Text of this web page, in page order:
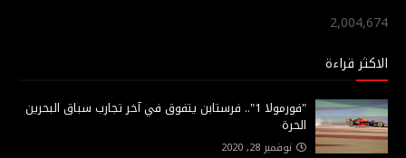
2,004,674
الاكثر قراءة
"فورمولا 1".. فرستابن يتفوق في آخر تجارب سباق البحرين
الحرة
نوفمبر 28, 2020